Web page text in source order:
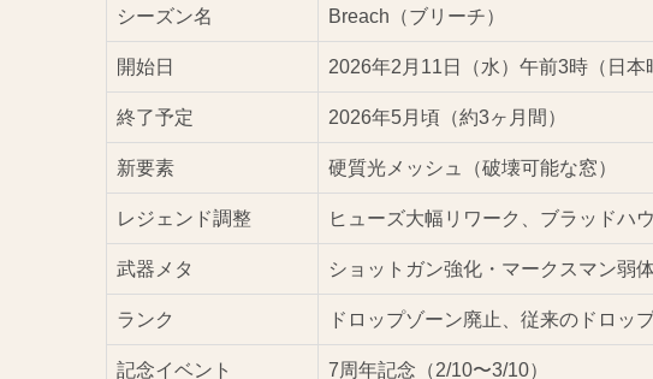
シーズン名 Breach（ブリーチ）
開始日 2026年2月11日（水）午前3時（日本
終了予定 2026年5月頃（約3ヶ月間）
新要素 硬質光メッシュ（破壊可能な窓）
レジェンド調整 ヒューズ大幅リワーク、ブラッドハ
武器メタ ショットガン強化・マークスマン弱
ランク ドロップゾーン廃止、従来のドロッ
記念イベント 7周年記念（2/10〜3/10）